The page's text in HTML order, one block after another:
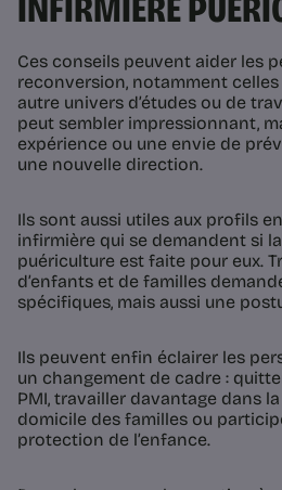
INFIRMIÈRE
Ces conseils peuvent aider les
reconversion, notamment celles
autre univers d’études ou de
peut sembler impressionnant,
expérience ou une envie de
une nouvelle direction.
Ils sont aussi utiles aux profils
infirmière qui se demandent si
puériculture est faite pour eux.
d’enfants et de familles
spécifiques, mais aussi une
Ils peuvent enfin éclairer les
un changement de cadre :
PMI, travailler davantage dans
domicile des familles ou
protection de l’enfance.